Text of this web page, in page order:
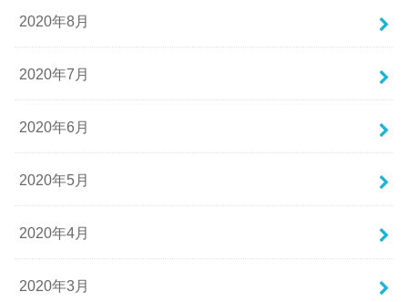
2020年8月
2020年7月
2020年6月
2020年5月
2020年4月
2020年3月